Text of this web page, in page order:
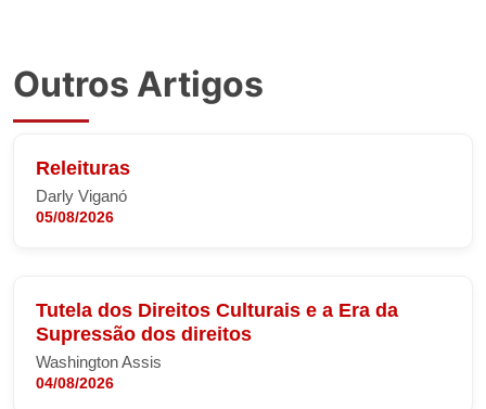
Outros Artigos
Releituras
Darly Viganó
05/08/2026
Tutela dos Direitos Culturais e a Era da
Supressão dos direitos
Washington Assis
04/08/2026